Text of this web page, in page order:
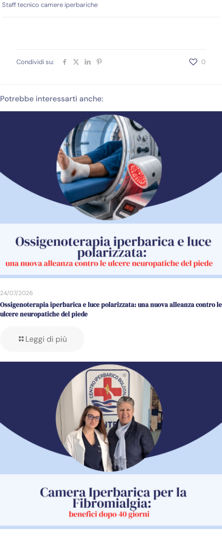
Staff tecnico camere iperbariche
Condividi su: 0
Potrebbe interessarti anche:
24/07/2026
Ossigenoterapia iperbarica e luce polarizzata: una nuova alleanza contro le
ulcere neuropatiche del piede
Leggi di più